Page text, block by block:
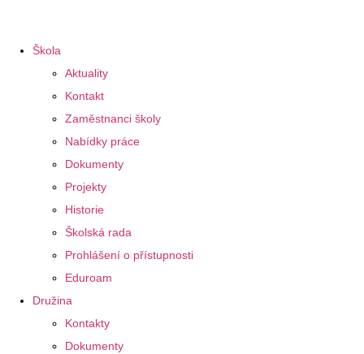
Škola
Aktuality
Kontakt
Zaměstnanci školy
Nabídky práce
Dokumenty
Projekty
Historie
Školská rada
Prohlášení o přístupnosti
Eduroam
Družina
Kontakty
Dokumenty